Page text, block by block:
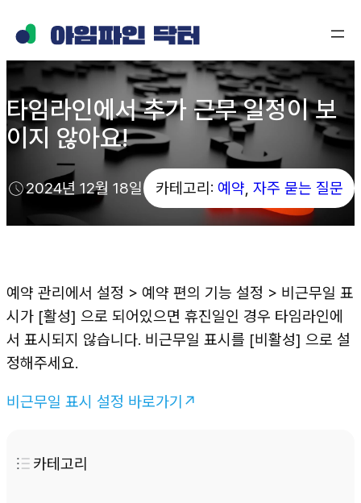
텐
츠
로
바
로
기
타임라인에서 추가 근무 일정이 보
이지 않아요!
2024년 12월 18일 카테고리: 예약, 자주 묻는 질문
예약 관리에서 설정 > 예약 편의 기능 설정 > 비근무일 표
시가 [활성] 으로 되어있으면 휴진일인 경우 타임라인에
서 표시되지 않습니다. 비근무일 표시를 [비활성] 으로 설
정해주세요.
비근무일 표시 설정 바로가기↗
카테고리